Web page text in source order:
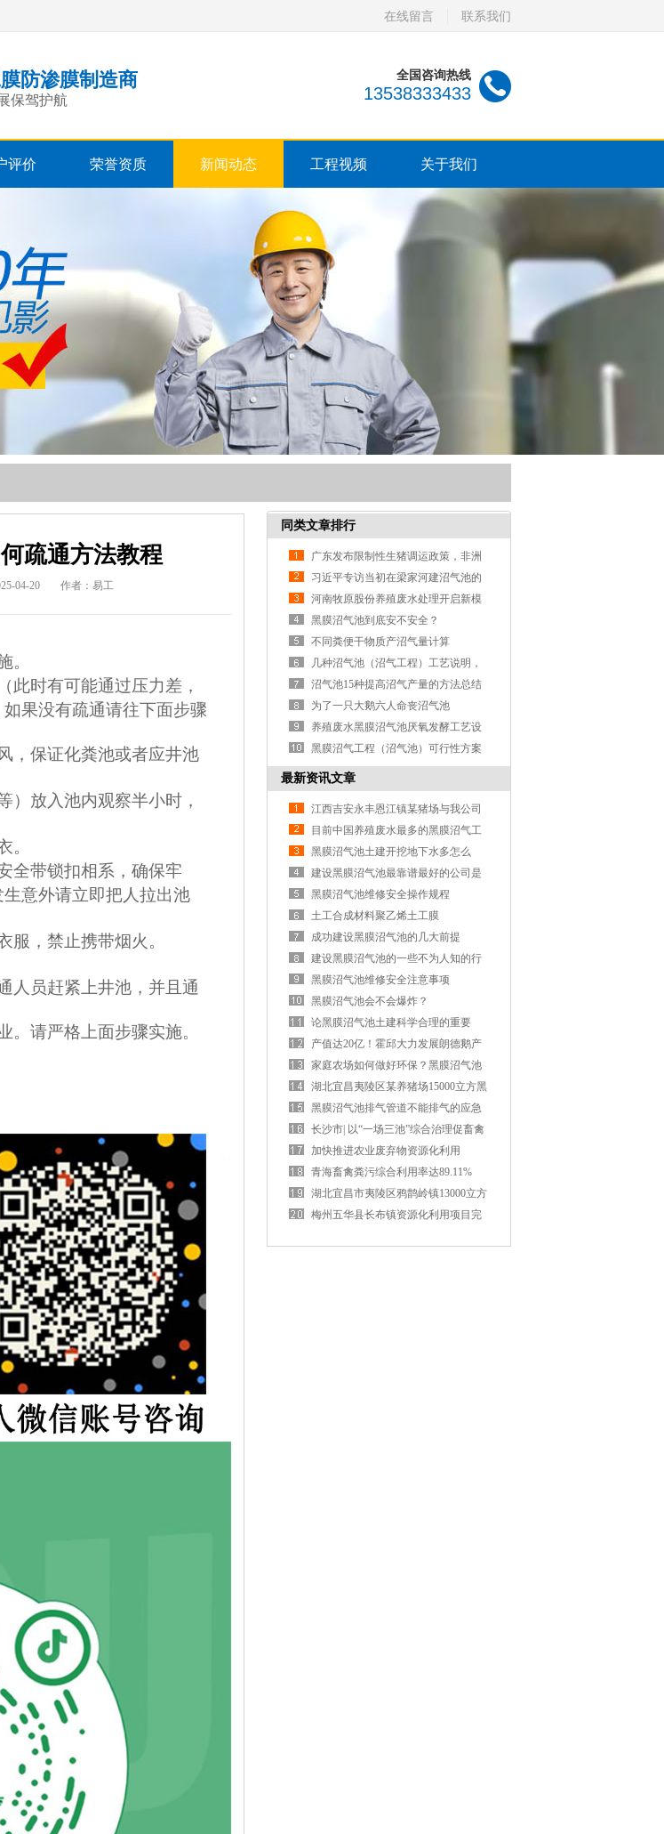
在线留言 联系我们
防渗膜制造商
保驾护航
全国咨询热线
13538333433
评价 荣誉资质 新闻动态 工程视频 关于我们
疏通方法教程
04-20 作者：易工
。
此时有可能通过压力差，
果没有疏通请往下面步骤
，保证化粪池或者应井池
）放入池内观察半小时，
。
全带锁扣相系，确保牢
意外请立即把人拉出池
服，禁止携带烟火。
人员赶紧上井池，并且通
请严格上面步骤实施。
同类文章排行
广东发布限制性生猪调运政策，非洲
猪瘟强制扑杀实行分级补偿标准，最
高12
习近平专访当初在梁家河建沼气池的
亲身经历
河南牧原股份养殖废水处理开启新模
式
黑膜沼气池到底安不安全？
不同粪便干物质产沼气量计算
几种沼气池（沼气工程）工艺说明，
你那里适合哪种？
沼气池15种提高沼气产量的方法总结
为了一只大鹅六人命丧沼气池
养殖废水黑膜沼气池厌氧发酵工艺设
计
黑膜沼气工程（沼气池）可行性方案
最新资讯文章
江西吉安永丰恩江镇某猪场与我公司
签约黑膜沼气池合同
目前中国养殖废水最多的黑膜沼气工
程酵解风屏案例公司
黑膜沼气池土建开挖地下水多怎么
办？
建设黑膜沼气池最靠谱最好的公司是
哪家？
黑膜沼气池维修安全操作规程
土工合成材料聚乙烯土工膜
GBT17643--2025标准2025年11月1日实
施
成功建设黑膜沼气池的几大前提
建设黑膜沼气池的一些不为人知的行
业内幕
黑膜沼气池维修安全注意事项
黑膜沼气池会不会爆炸？
论黑膜沼气池土建科学合理的重要
产值达20亿！霍邱大力发展朗德鹅产
业！计划引进2000只法国祖代朗德鹅
种苗……
家庭农场如何做好环保？黑膜沼气池
对猪场粪污资源化利用技术的助力！
湖北宜昌夷陵区某养猪场15000立方黑
膜沼气工程成功竣工
黑膜沼气池排气管道不能排气的应急
处理方式
长沙市| 以“一场三池”综合治理促畜禽
粪污资源化利用
加快推进农业废弃物资源化利用
青海畜禽粪污综合利用率达89.11%
湖北宜昌市夷陵区鸦鹊岭镇13000立方
黑膜沼气池及资源化利用项目
梅州五华县长布镇资源化利用项目完